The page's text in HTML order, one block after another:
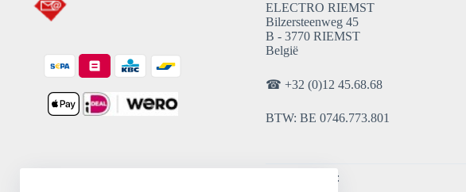
ELECTRO RIEMST
Bilzersteenweg 45
B - 3770 RIEMST
België
☎ +32 (0)12 45.68.68
BTW: BE 0746.773.801
Openingsuren: